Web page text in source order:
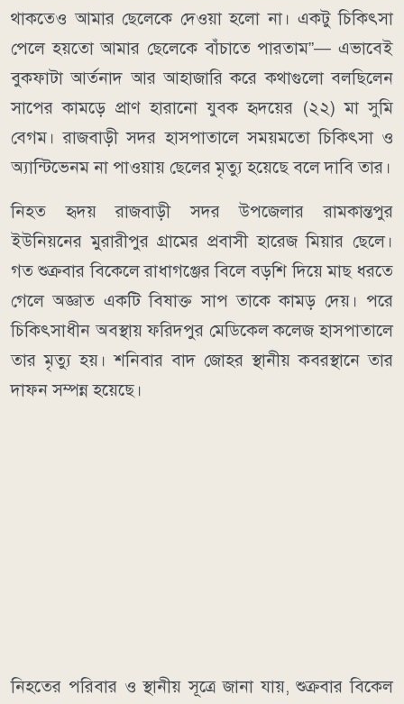
থাকতেও আমার ছেলেকে দেওয়া হলো না। একটু চিকিৎসা
পেলে হয়তো আমার ছেলেকে বাঁচাতে পারতাম”— এভাবেই
বুকফাটা আর্তনাদ আর আহাজারি করে কথাগুলো বলছিলেন
সাপের কামড়ে প্রাণ হারানো যুবক হৃদয়ের (২২) মা সুমি
বেগম। রাজবাড়ী সদর হাসপাতালে সময়মতো চিকিৎসা ও
অ্যান্টিভেনম না পাওয়ায় ছেলের মৃত্যু হয়েছে বলে দাবি তার।
নিহত হৃদয় রাজবাড়ী সদর উপজেলার রামকান্তপুর
ইউনিয়নের মুরারীপুর গ্রামের প্রবাসী হারেজ মিয়ার ছেলে।
গত শুক্রবার বিকেলে রাধাগঞ্জের বিলে বড়শি দিয়ে মাছ ধরতে
গেলে অজ্ঞাত একটি বিষাক্ত সাপ তাকে কামড় দেয়। পরে
চিকিৎসাধীন অবস্থায় ফরিদপুর মেডিকেল কলেজ হাসপাতালে
তার মৃত্যু হয়। শনিবার বাদ জোহর স্থানীয় কবরস্থানে তার
দাফন সম্পন্ন হয়েছে।
নিহতের পরিবার ও স্থানীয় সূত্রে জানা যায়, শুক্রবার বিকেল